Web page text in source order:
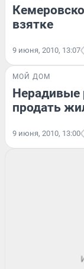
взятке
9 июня, 2010, 13:07
МОЙ ДОМ
Нерадивые
продать
9 июня, 2010, 13:00